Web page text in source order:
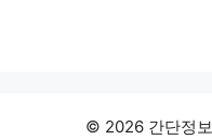
© 2026 간단정보